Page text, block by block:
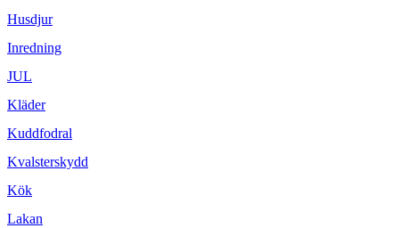
Husdjur
Inredning
JUL
Kläder
Kuddfodral
Kvalsterskydd
Kök
Lakan